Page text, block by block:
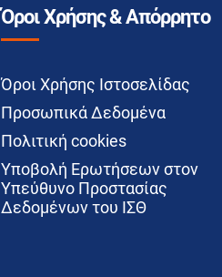
Όροι Χρήσης & Απόρρητο
Όροι Χρήσης Ιστοσελίδας
Προσωπικά Δεδομένα
Πολιτική cookies
Υποβολή Ερωτήσεων στον
Υπεύθυνο Προστασίας
Δεδομένων του ΙΣΘ